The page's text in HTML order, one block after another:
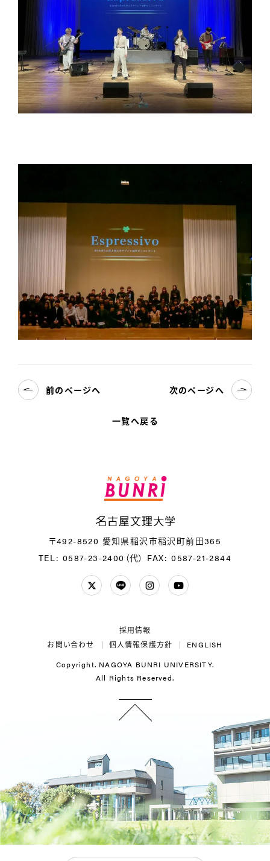
一覧へ戻る
前のページへ 次のページへ
〒492-8520 愛知県稲沢市稲沢町前田365
TEL: 0587-23-2400（代） FAX: 0587-21-2844
ENGLISH
個人情報保護方針
お問い合わせ
採用情報
Copyright. NAGOYA BUNRI UNIVERSITY.
All Rights Reserved.